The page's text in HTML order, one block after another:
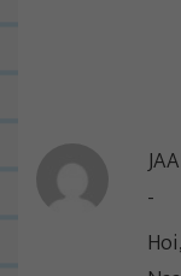
Hoi,